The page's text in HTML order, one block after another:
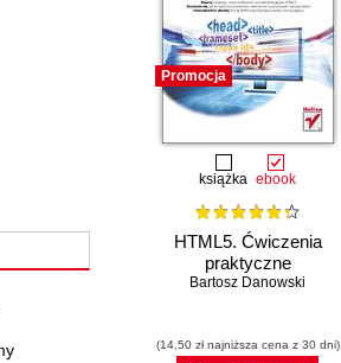
Promocja
książka ebook
HTML5. Ćwiczenia
praktyczne
Bartosz Danowski
(14,50 zł najniższa cena z 30 dni)